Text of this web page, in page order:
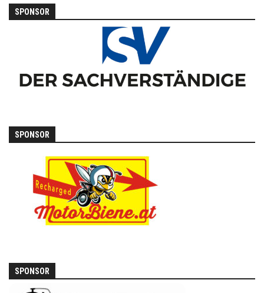
SPONSOR
SPONSOR
SPONSOR